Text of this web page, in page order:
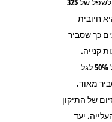
חיובית
כבר יותר מ-10 שנים כך שסביר
קנייה.
הירידה ל-32$ מהווה תיקון של 50% לגל
תיקון סביר מאוד.
של התיקון
יעד